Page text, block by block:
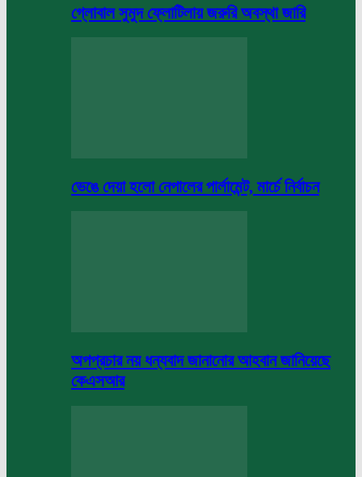
গ্লোবাল সুমুদ ফ্লোটিলায় জরুরি অবস্থা জারি
ভেঙে দেয়া হলো নেপালের পার্লামেন্ট, মার্চে নির্বাচন
অপপ্রচার নয় ধন্যবাদ জানানোর আহবান জানিয়েছে
কেএসআর